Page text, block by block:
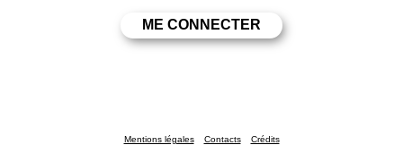
Mentions légales Contacts Crédits